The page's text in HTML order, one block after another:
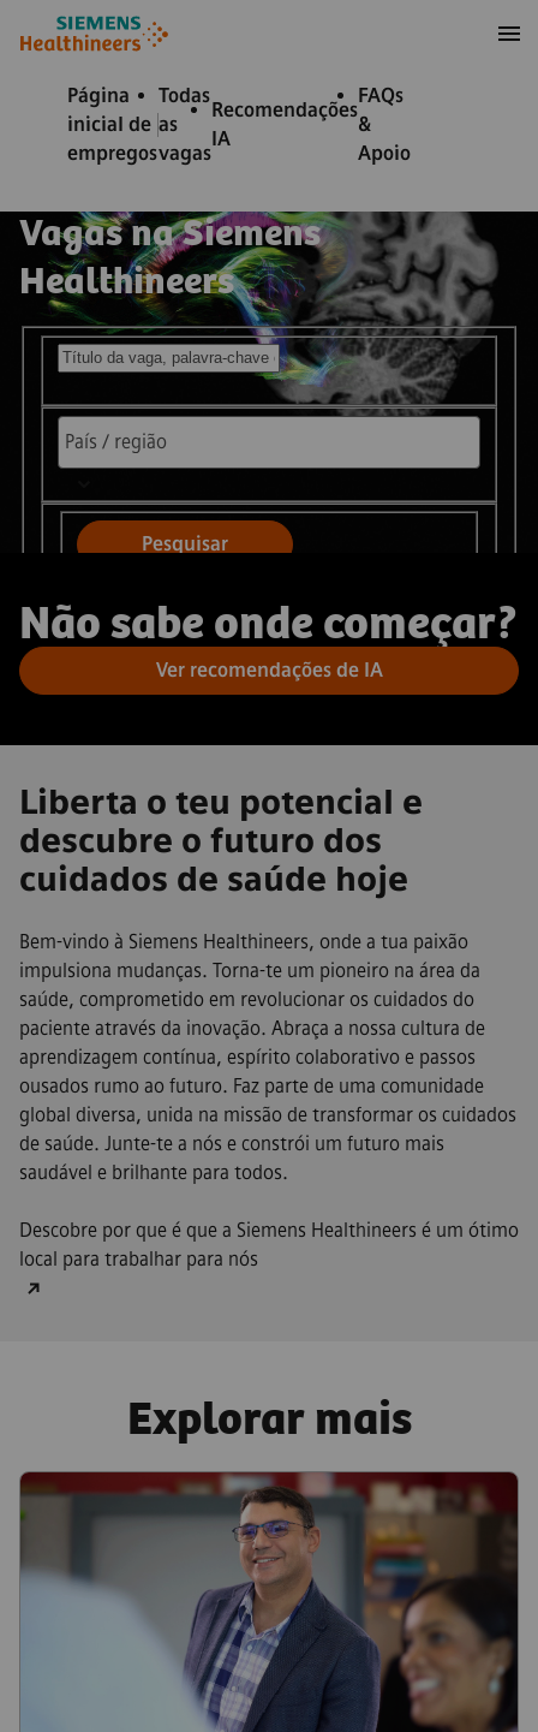
conteúdo
o rodapé
Página
inicial de
empregos
Todas
as
vagas
Recomendações
IA
FAQs
&
Apoio
Vagas na Siemens
Healthineers
Pesquisar vagas disponíveis
Pesquisar
Não sabe onde começar?
Ver recomendações de IA
Liberta o teu potencial e
descubre o futuro dos
cuidados de saúde hoje
Bem-vindo à Siemens Healthineers, onde a tua paixão
impulsiona mudanças. Torna-te um pioneiro na área da
saúde, comprometido em revolucionar os cuidados do
paciente através da inovação. Abraça a nossa cultura de
aprendizagem contínua, espírito colaborativo e passos
ousados rumo ao futuro. Faz parte de uma comunidade
global diversa, unida na missão de transformar os cuidados
de saúde. Junte-te a nós e constrói um futuro mais
saudável e brilhante para todos.
Descobre por que é que a Siemens Healthineers é um ótimo
local para trabalhar para nós
Explorar mais